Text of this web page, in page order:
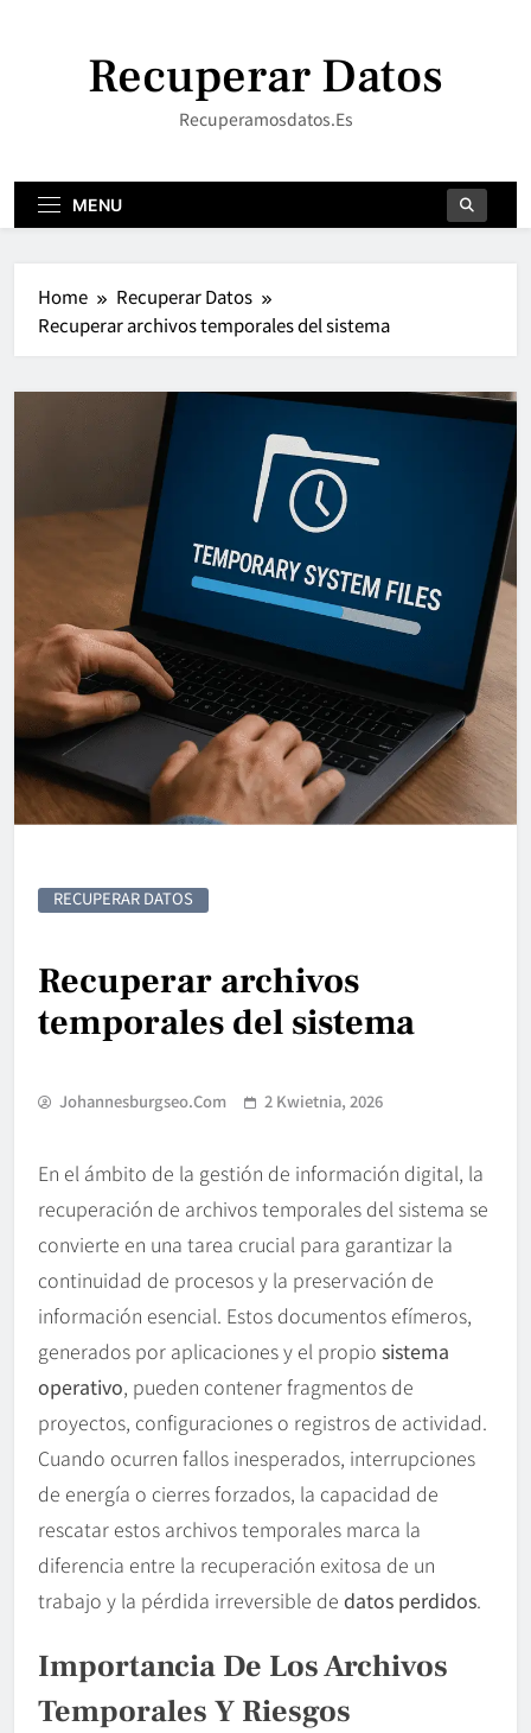
Recuperar Datos
Recuperamosdatos.es
MENU
Home
Recuperar Datos
Recuperar archivos temporales del sistema
RECUPERAR DATOS
Recuperar archivos
temporales del sistema
Johannesburgseo.com 2 Kwietnia, 2026
En el ámbito de la gestión de información digital, la
recuperación de archivos temporales del sistema se
convierte en una tarea crucial para garantizar la
continuidad de procesos y la preservación de
información esencial. Estos documentos efímeros,
generados por aplicaciones y el propio sistema
operativo, pueden contener fragmentos de
proyectos, configuraciones o registros de actividad.
Cuando ocurren fallos inesperados, interrupciones
de energía o cierres forzados, la capacidad de
rescatar estos archivos temporales marca la
diferencia entre la recuperación exitosa de un
trabajo y la pérdida irreversible de datos perdidos.
Importancia De Los Archivos
Temporales Y Riesgos